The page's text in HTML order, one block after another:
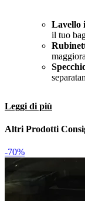
Lavello
il tuo
Leggi di più
Altri Prodotti
-70%